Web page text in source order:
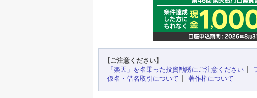
【ご注意ください】
「楽天」を名乗った投資勧誘にご注意ください
仮名・借名取引について
著作権について